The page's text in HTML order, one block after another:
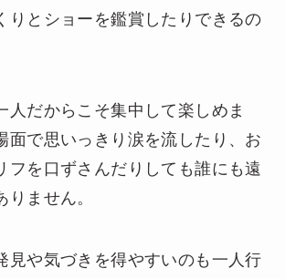
りとショーを鑑賞したりできるの
人だからこそ集中して楽しめま
面で思いっきり涙を流したり、お
フを口ずさんだりしても誰にも遠
りません。
見や気づきを得やすいのも一人行